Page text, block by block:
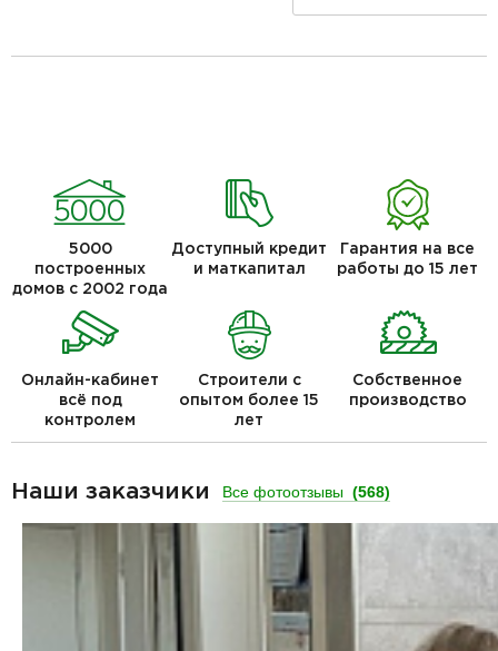
5000
построенных
домов с 2002 года
Доступный кредит
и маткапитал
Гарантия на все
работы до 15 лет
Онлайн-кабинет
всё под
контролем
Строители с
опытом более 15
лет
Собственное
производство
Наши заказчики Все фотоотзывы (568)